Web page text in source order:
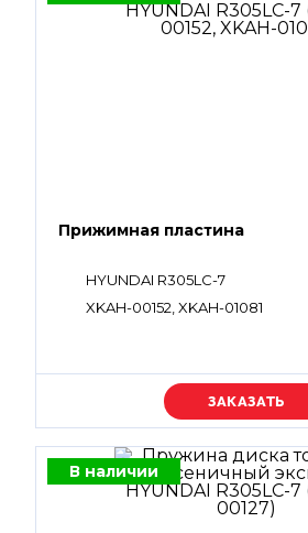
Прижимная пластина
HYUNDAI R305LC-7
XKAH-00152, XKAH-01081
Уточняйте цену
В наличии